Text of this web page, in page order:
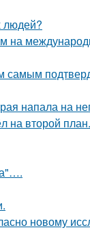
людей?
на
самым
напала на
на второй план.
новому